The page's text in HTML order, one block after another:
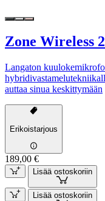
Zone Wireless
Langaton
auttaa sinua keskittymään
Erikoistarjous
189,00 €
Lisää ostoskoriin
Lisää ostoskoriin